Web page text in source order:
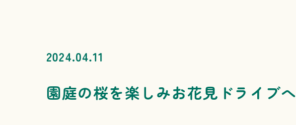
2024.04.11
園庭の桜を楽しみお花見ドライブへ